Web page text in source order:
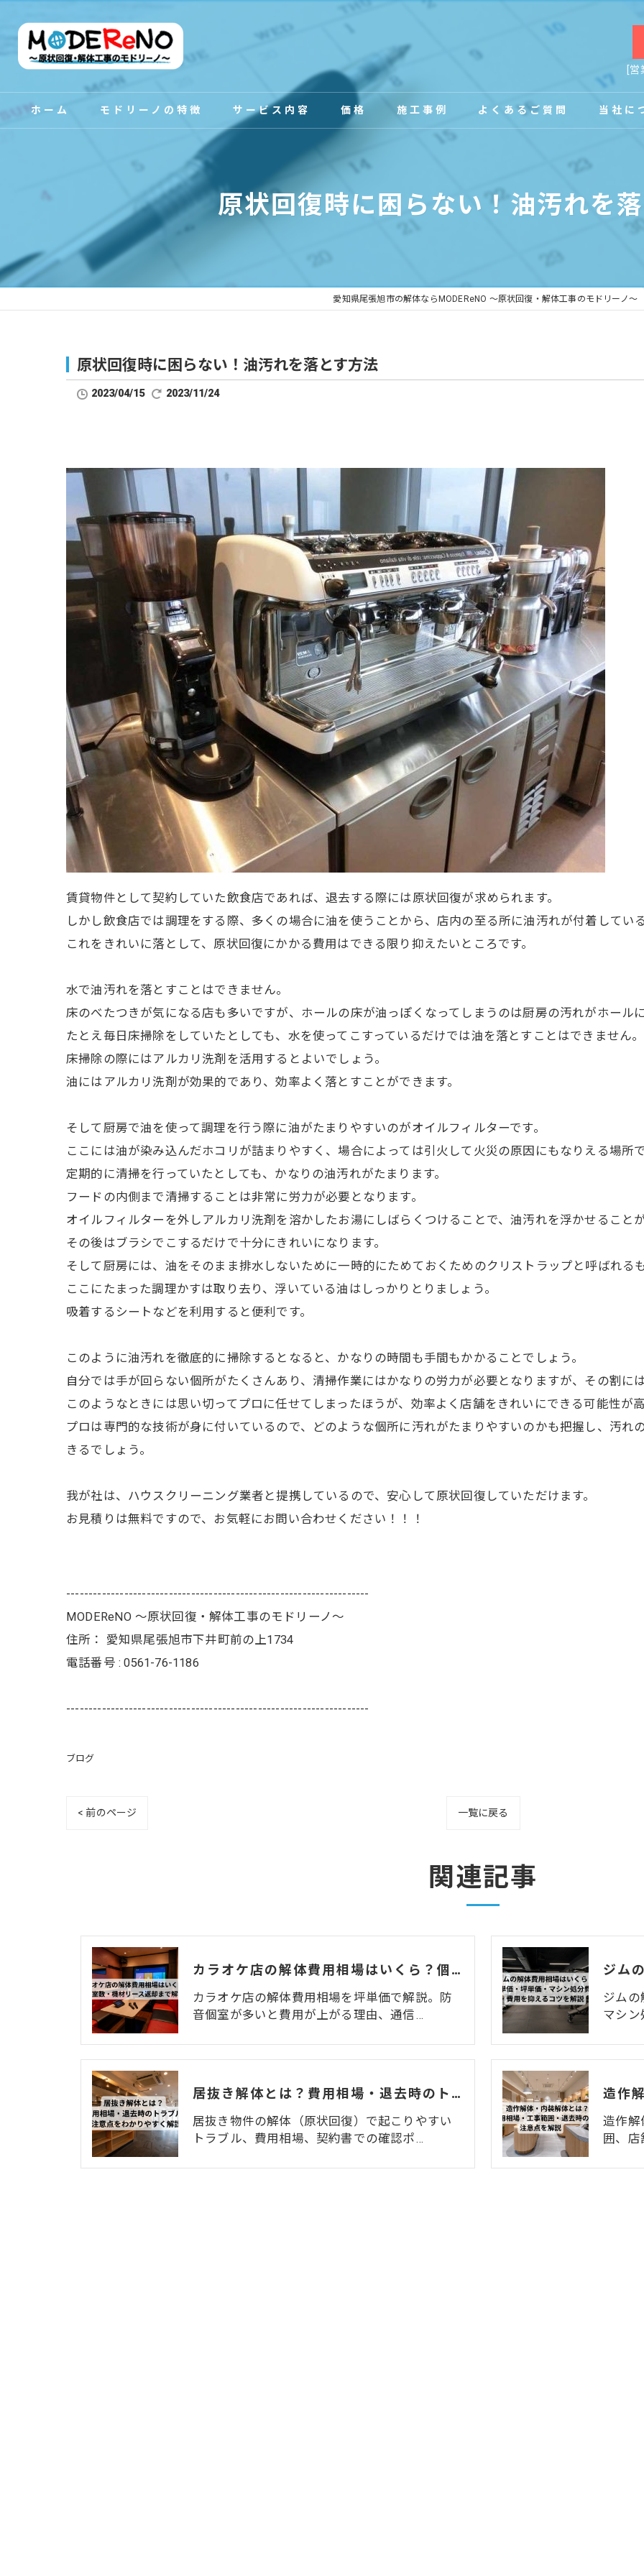
[
ホーム モドリーノの特徴 サービス内容 価格 施工事例 よくあるご質問 当社に
事務所
工場
原状回復時に困らない！油汚れを
愛知県尾張旭市の解体ならMODEReNO ～原状回復・解体工事のモドリーノ～
原状回復時に困らない！油汚れを落とす方法
2023/04/15 2023/11/24
賃貸物件として契約していた飲食店であれば、退去する際には原状回復が求められます。
しかし飲食店では調理をする際、多くの場合に油を使うことから、店内の至る所に油汚れが付着してい
これをきれいに落として、原状回復にかかる費用はできる限り抑えたいところです。
水で油汚れを落とすことはできません。
床のべたつきが気になる店も多いですが、ホールの床が油っぽくなってしまうのは厨房の汚れがホール
たとえ毎日床掃除をしていたとしても、水を使ってこすっているだけでは油を落とすことはできません。
床掃除の際にはアルカリ洗剤を活用するとよいでしょう。
油にはアルカリ洗剤が効果的であり、効率よく落とすことができます。
そして厨房で油を使って調理を行う際に油がたまりやすいのがオイルフィルターです。
ここには油が染み込んだホコリが詰まりやすく、場合によっては引火して火災の原因にもなりえる場所で
定期的に清掃を行っていたとしても、かなりの油汚れがたまります。
フードの内側まで清掃することは非常に労力が必要となります。
オイルフィルターを外しアルカリ洗剤を溶かしたお湯にしばらくつけることで、油汚れを浮かせることが
その後はブラシでこするだけで十分にきれいになります。
そして厨房には、油をそのまま排水しないために一時的にためておくためのクリストラップと呼ばれる
ここにたまった調理かすは取り去り、浮いている油はしっかりとりましょう。
吸着するシートなどを利用すると便利です。
このように油汚れを徹底的に掃除するとなると、かなりの時間も手間もかかることでしょう。
自分では手が回らない個所がたくさんあり、清掃作業にはかなりの労力が必要となりますが、その割に
このようなときには思い切ってプロに任せてしまったほうが、効率よく店舗をきれいにできる可能性が高
プロは専門的な技術が身に付いているので、どのような個所に汚れがたまりやすいのかも把握し、汚れ
きるでしょう。
我が社は、ハウスクリーニング業者と提携しているので、安心して原状回復していただけます。
お見積りは無料ですので、お気軽にお問い合わせください！！！
--------------------------------------------------------------------
MODEReNO ～原状回復・解体工事のモドリーノ～
住所： 愛知県尾張旭市下井町前の上1734
電話番号 :0561-76-1186
--------------------------------------------------------------------
ブログ
< 前のページ 一覧に戻る
関連記事
カラオケ店の解体費用相場はいくら？個室数・機材リース返却まで解説
カラオケ店の解体費用相場を坪単価で解説。防
音個室が多いと費用が上がる理由、通信…
ジムの
マシン
居抜き解体とは？費用相場・退去時のトラブル・注意点をわかりやすく解説
居抜き物件の解体（原状回復）で起こりやすい
トラブル、費用相場、契約書での確認ポ…
造作解
囲、